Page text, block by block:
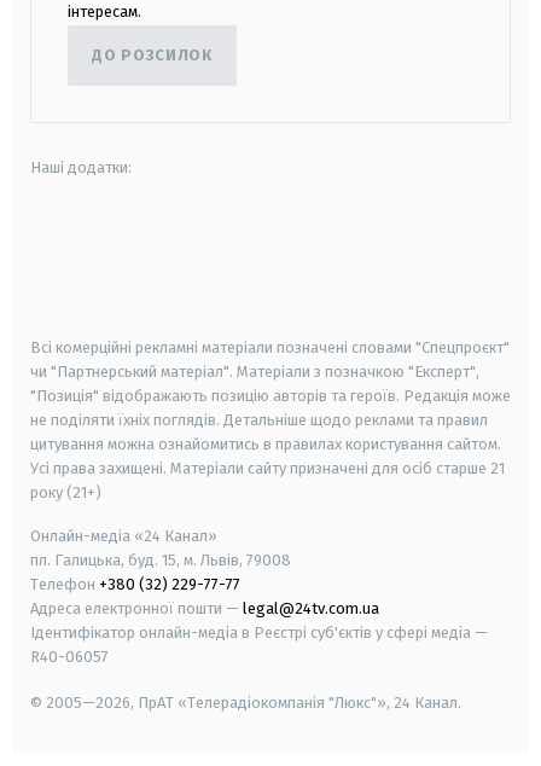
інтересам.
ДО РОЗСИЛОК
Наші додатки:
Всі комерційні рекламні матеріали позначені словами "Спецпроєкт"
чи "Партнерський матеріал". Матеріали з позначкою "Експерт",
"Позиція" відображають позицію авторів та героїв. Редакція може
не поділяти їхніх поглядів. Детальніше щодо реклами та правил
цитування можна ознайомитись в правилах користування сайтом.
Усі права захищені. Матеріали сайту призначені для осіб старше 21
року (21+)
Онлайн-медіа «24 Канал»
пл. Галицька, буд. 15, м. Львів, 79008
Телефон +380 (32) 229-77-77
Адреса електронної пошти — legal@24tv.com.ua
Ідентифікатор онлайн-медіа в Реєстрі суб'єктів у сфері медіа —
R40-06057
© 2005—2026, ПрАТ «Телерадіокомпанія "Люкс"», 24 Канал.